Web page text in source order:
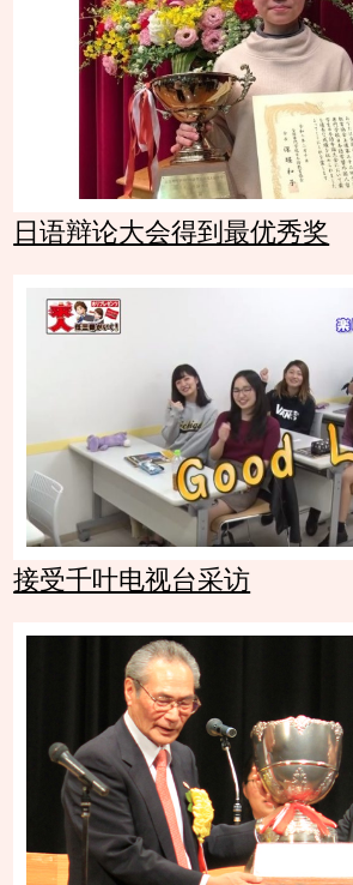
日语辩论大会得到最优秀奖
接受千叶电视台采访